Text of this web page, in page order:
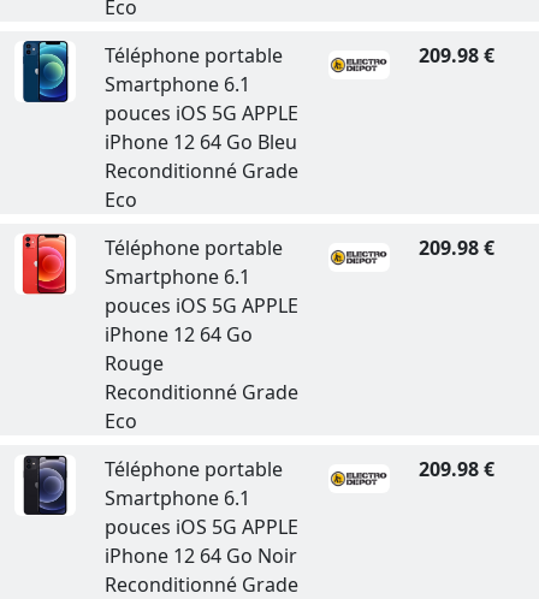
Eco
Téléphone portable
Smartphone 6.1
pouces iOS 5G APPLE
iPhone 12 64 Go Bleu
Reconditionné Grade
Eco
209.98 €
Téléphone portable
Smartphone 6.1
pouces iOS 5G APPLE
iPhone 12 64 Go
Rouge
Reconditionné Grade
Eco
209.98 €
Téléphone portable
Smartphone 6.1
pouces iOS 5G APPLE
iPhone 12 64 Go Noir
Reconditionné Grade
209.98 €